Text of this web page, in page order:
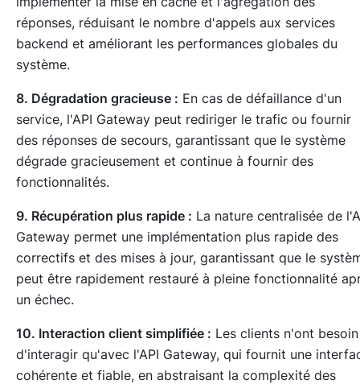
réponses, réduisant le nombre d'appels aux services
backend et améliorant les performances globales du
système.
8. Dégradation gracieuse : En cas de défaillance d'un
service, l'API Gateway peut rediriger le trafic ou fournir
des réponses de secours, garantissant que le système
dégrade gracieusement et continue à fournir des
fonctionnalités.
9. Récupération plus rapide : La nature centralisée de
Gateway permet une implémentation plus rapide des
correctifs et des mises à jour, garantissant que le
peut être rapidement restauré à pleine fonctionnalité
un échec.
10. Interaction client simplifiée : Les clients n'ont besoin
d'interagir qu'avec l'API Gateway, qui fournit une
cohérente et fiable, en abstraisant la complexité des